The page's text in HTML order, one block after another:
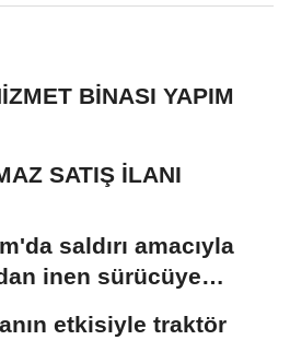
BİNASI YAPIM
SATIŞ İLANI
saldırı amacıyla
inen sürücüye
etkisiyle traktör